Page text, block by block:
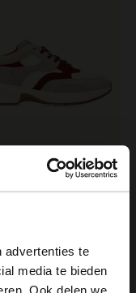
advertenties te
media te bieden
Offwhite Ledersneaker mit roten Veloursleder-Details